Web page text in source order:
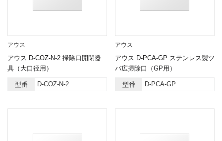
アウス
アウス D-COZ-N-2 掃除口開閉器
具（大口径用）
型番 D-COZ-N-2
アウス
アウス D-PCA-GP ステンレス製ツ
バ広掃除口（GP用）
型番 D-PCA-GP